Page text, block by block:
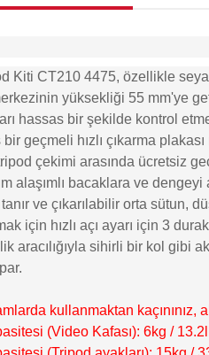
Kiti CT210 4475, özellikle
yüksekliği 55 mm'ye
hassas bir şekilde kontrol
geçmeli hızlı çıkarma
çekimi arasında ücretsiz
alaşımlı bacaklara ve
ve çıkarılabilir orta
için hızlı açı ayarı için 3
aracılığıyla sihirli bir kol gibi
kullanmaktan kaçınınız,
(Video Kafası): 6kg /